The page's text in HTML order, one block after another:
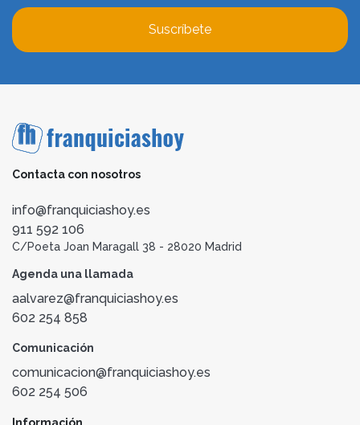
Suscríbete
Contacta con nosotros
info@franquiciashoy.es
911 592 106
C/Poeta Joan Maragall 38 - 28020 Madrid
Agenda una llamada
aalvarez@franquiciashoy.es
602 254 858
Comunicación
comunicacion@franquiciashoy.es
602 254 506
Información